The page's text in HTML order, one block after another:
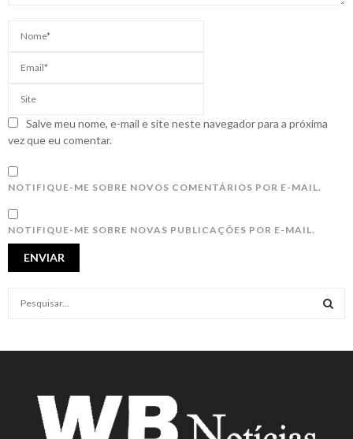
Salve meu nome, e-mail e site neste navegador para a próxima
vez que eu comentar.
NOTIFIQUE-ME SOBRE NOVOS COMENTÁRIOS POR E-MAIL.
NOTIFIQUE-ME SOBRE NOVAS PUBLICAÇÕES POR E-MAIL.